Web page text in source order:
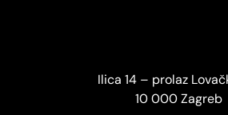
Ilica 14 – prolaz
10 000 Zagreb